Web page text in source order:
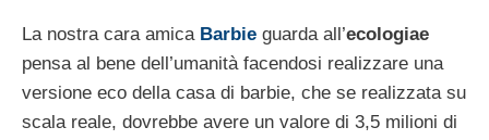
La nostra cara amica Barbie guarda all’ecologiae
pensa al bene dell’umanità facendosi realizzare una
versione eco della casa di barbie, che se realizzata su
scala reale, dovrebbe avere un valore di 3,5 milioni di